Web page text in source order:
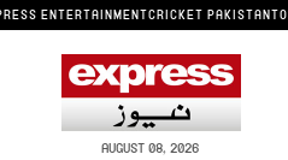
ENTERTAINMENTCRICKET PAKISTAN
AUGUST 08, 2026